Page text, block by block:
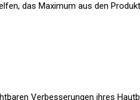
das Maximum aus den
Verbesserungen ihres